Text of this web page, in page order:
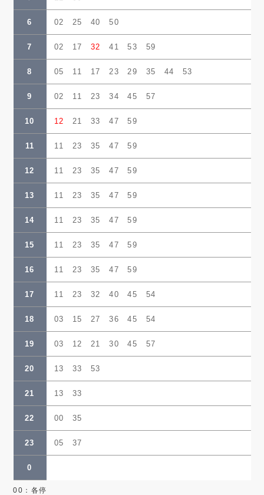
6 02 25 40 50
7 02 17 32 41 53 59
8 05 11 17 23 29 35 44 53
9 02 11 23 34 45 57
10 12 21 33 47 59
11 11 23 35 47 59
12 11 23 35 47 59
13 11 23 35 47 59
14 11 23 35 47 59
15 11 23 35 47 59
16 11 23 35 47 59
17 11 23 32 40 45 54
18 03 15 27 36 45 54
19 03 12 21 30 45 57
20 13 33 53
21 13 33
22 00 35
23 05 37
0
00：各停